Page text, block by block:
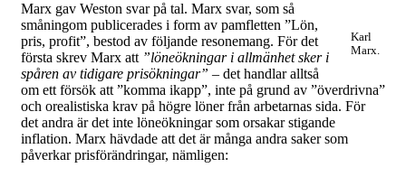
Karl
Marx.
Marx gav Weston svar på tal. Marx svar, som så
småningom publicerades i form av pamfletten ”Lön,
pris, profit”, bestod av följande resonemang. För det
första skrev Marx att ”löneökningar i allmänhet sker i
spåren av tidigare prisökningar” – det handlar alltså
om ett försök att ”komma ikapp”, inte på grund av ”överdrivna”
och orealistiska krav på högre löner från arbetarnas sida. För
det andra är det inte löneökningar som orsakar stigande
inflation. Marx hävdade att det är många andra saker som
påverkar prisförändringar, nämligen: